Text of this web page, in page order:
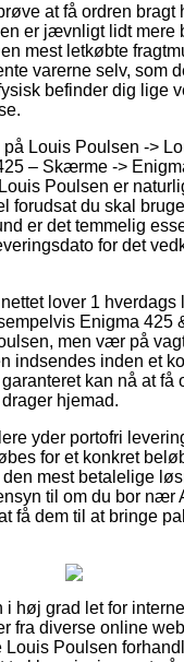
at få ordren bragt
er jævnligt lidt mere
mest letkøbte
varerne selv, som
befinder dig lige
Louis Poulsen ->
– Skærme ->
Poulsen er
forudsat du skal
er det temmelig
for det
lover 1 hverdags
Enigma 425
men vær på
indsendes inden et
kan nå at få
hjemad.
yder portofri
for et konkret
mest betalelige
til om du bor nær
få dem til at bringe
i høj grad let for
fra diverse online
Louis Poulsen